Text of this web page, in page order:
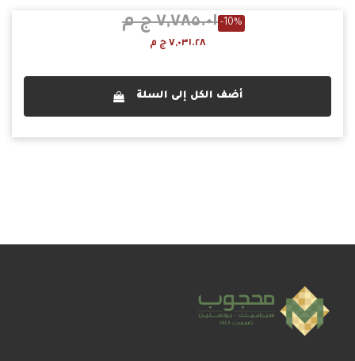
٧,٧٨٥.٠١ ج م -10%
٧,٠٣١.٢٨ ج م
أضف الكل إلى السلة